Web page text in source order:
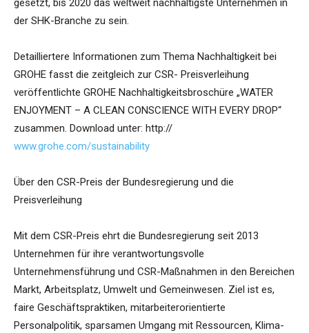
gesetzt, bis 2020 das weltweit nachhaltigste Unternehmen in
der SHK-Branche zu sein.
Detailliertere Informationen zum Thema Nachhaltigkeit bei
GROHE fasst die zeitgleich zur CSR- Preisverleihung
veröffentlichte GROHE Nachhaltigkeitsbroschüre „WATER
ENJOYMENT – A CLEAN CONSCIENCE WITH EVERY DROP“
zusammen. Download unter: http://
www.grohe.com/sustainability
Über den CSR-Preis der Bundesregierung und die
Preisverleihung
Mit dem CSR-Preis ehrt die Bundesregierung seit 2013
Unternehmen für ihre verantwortungsvolle
Unternehmensführung und CSR-Maßnahmen in den Bereichen
Markt, Arbeitsplatz, Umwelt und Gemeinwesen. Ziel ist es,
faire Geschäftspraktiken, mitarbeiterorientierte
Personalpolitik, sparsamen Umgang mit Ressourcen, Klima-